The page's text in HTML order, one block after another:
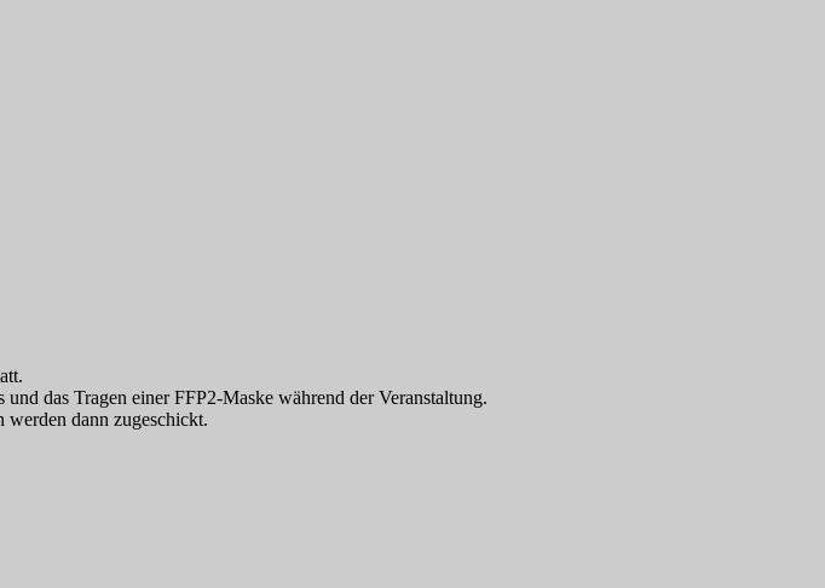
das Tragen einer FFP2-Maske während der Veranstaltung.
dann zugeschickt.